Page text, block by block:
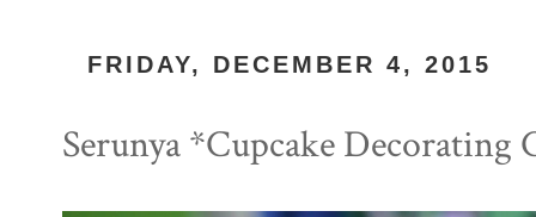
FRIDAY, DECEMBER 4, 2015
Serunya *Cupcake Decorating